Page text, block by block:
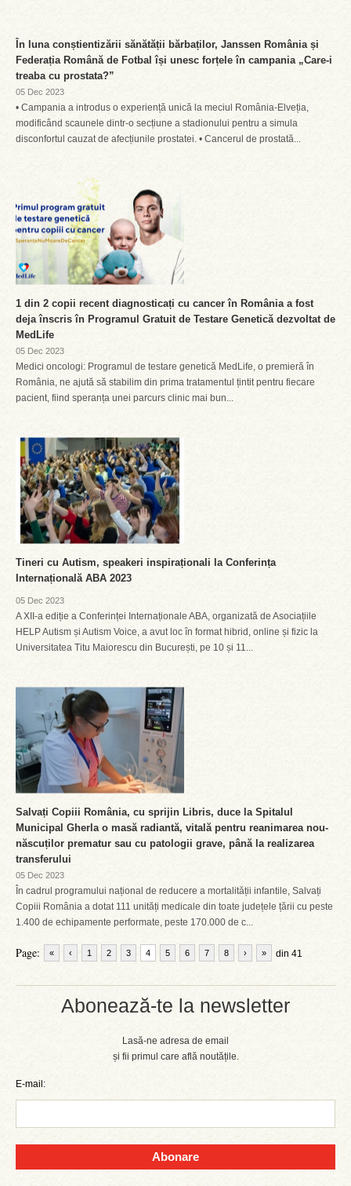
Abonează-te la newsletter
Lasă-ne adresa de email
și fii primul care află noutățile.
E-mail:
Abonare
În luna conștientizării sănătății bărbaților, Janssen România și
Federația Română de Fotbal își unesc forțele în campania „Care-i
treaba cu prostata?”
05 Dec 2023
• Campania a introdus o experiență unică la meciul România-Elveția,
modificând scaunele dintr-o secțiune a stadionului pentru a simula
disconfortul cauzat de afecțiunile prostatei. • Cancerul de prostată...
1 din 2 copii recent diagnosticați cu cancer în România a fost
deja înscris în Programul Gratuit de Testare Genetică dezvoltat de
MedLife
05 Dec 2023
Medici oncologi: Programul de testare genetică MedLife, o premieră în
România, ne ajută să stabilim din prima tratamentul țintit pentru fiecare
pacient, fiind speranța unei parcurs clinic mai bun...
Tineri cu Autism, speakeri inspiraționali la Conferința
Internațională ABA 2023
05 Dec 2023
A XII-a ediție a Conferinței Internaționale ABA, organizată de Asociațiile
HELP Autism și Autism Voice, a avut loc în format hibrid, online și fizic la
Universitatea Titu Maiorescu din București, pe 10 și 11...
Salvați Copiii România, cu sprijin Libris, duce la Spitalul
Municipal Gherla o masă radiantă, vitală pentru reanimarea nou-
născuților prematur sau cu patologii grave, până la realizarea
transferului
05 Dec 2023
În cadrul programului național de reducere a mortalității infantile, Salvați
Copiii România a dotat 111 unități medicale din toate județele țării cu peste
1.400 de echipamente performate, peste 170.000 de c...
Page: « ‹ 1 2 3 4 5 6 7 8 din 41
› »